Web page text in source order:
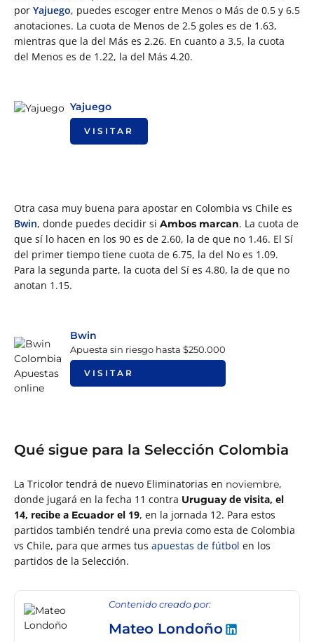
por Yajuego, puedes escoger entre Menos o Más de 0.5 y 6.5
anotaciones. La cuota de Menos de 2.5 goles es de 1.63,
mientras que la del Más es 2.26. En cuanto a 3.5, la cuota
del Menos es de 1.22, la del Más 4.20.
Yajuego
VISITAR
Otra casa muy buena para apostar en Colombia vs Chile es
Bwin, donde puedes decidir si Ambos marcan. La cuota de
que sí lo hacen en los 90 es de 2.60, la de que no 1.46. El Sí
del primer tiempo tiene cuota de 6.75, la del No es 1.09.
Para la segunda parte, la cuota del Sí es 4.80, la de que no
anotan 1.15.
Bwin
Apuesta sin riesgo hasta $250.000
VISITAR
Qué sigue para la Selección Colombia
La Tricolor tendrá de nuevo Eliminatorias en noviembre,
donde jugará en la fecha 11 contra Uruguayde visita, el
14, recibe a Ecuador el 19, en la jornada 12. Para estos
partidos también tendré una previa como esta de Colombia
vs Chile, para que armes tus apuestas de fútbol en los
partidos de la Selección.
Contenido creado por:
Mateo Londoño